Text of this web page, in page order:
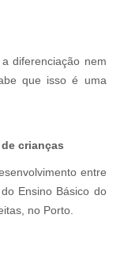
diferenciação nem
que isso é uma
crianças
entre
Ensino Básico do
no Porto.